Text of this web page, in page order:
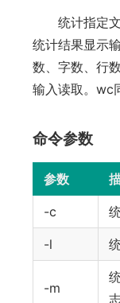
统计指定文
统计结果显示
数、字数、行
输入读取。wc
命令参数
参数
-c
-l
-m